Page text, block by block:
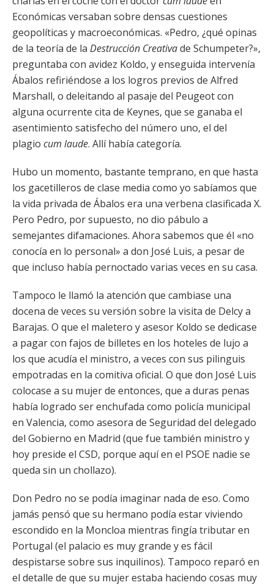
Económicas versaban sobre densas cuestiones
geopolíticas y macroeconómicas. «Pedro, ¿qué opinas
de la teoría de la Destrucción Creativade Schumpeter?»,
preguntaba con avidez Koldo, y enseguida intervenía
Ábalos refiriéndose a los logros previos de Alfred
Marshall, o deleitando al pasaje del Peugeot con
alguna ocurrente cita de Keynes, que se ganaba el
asentimiento satisfecho del número uno, el del
plagio cum laude. Allí había categoría.
Hubo un momento, bastante temprano, en que hasta
los gacetilleros de clase media como yo sabíamos que
la vida privada de Ábalos era una verbena clasificada X.
Pero Pedro, por supuesto, no dio pábulo a
semejantes difamaciones. Ahora sabemos que él «no
conocía en lo personal» a don José Luis, a pesar de
que incluso había pernoctado varias veces en su casa.
Tampoco le llamó la atención que cambiase una
docena de veces su versión sobre la visita de Delcy a
Barajas. O que el maletero y asesor Koldo se dedicase
a pagar con fajos de billetes en los hoteles de lujo a
los que acudía el ministro, a veces con sus pilinguis
empotradas en la comitiva oficial. O que don José Luis
colocase a su mujer de entonces, que a duras penas
había logrado ser enchufada como policía municipal
en Valencia, como asesora de Seguridad del delegado
del Gobierno en Madrid (que fue también ministro y
hoy preside el CSD, porque aquí en el PSOE nadie se
queda sin un chollazo).
Don Pedro no se podía imaginar nada de eso. Como
jamás pensó que su hermano podía estar viviendo
escondido en la Moncloa mientras fingía tributar en
Portugal (el palacio es muy grande y es fácil
despistarse sobre sus inquilinos). Tampoco reparó en
el detalle de que su mujer estaba haciendo cosas muy